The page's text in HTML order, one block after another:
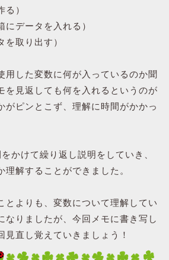
）
データを入れる）
取り出す）
用した変数に何が入っているのか聞
を見返しても何を入れるというのが
がピンとこず、理解に時間がかかっ
かけて繰り返し説明をしていき、
理解することができました。
とよりも、変数について理解してい
なりましたが、今回メモに書き写し
見直し覚えていきましょう！